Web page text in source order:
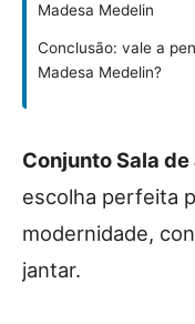
Madesa Medelin
Conclusão: vale a
Madesa Medelin?
Conjunto Sala
escolha perfeita
modernidade,
jantar.